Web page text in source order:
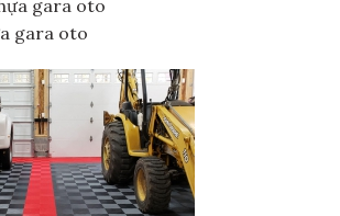
gara oto